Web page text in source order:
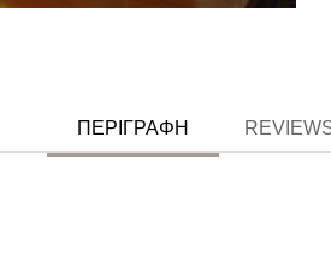
ΠΕΡΙΓΡΑΦΉ